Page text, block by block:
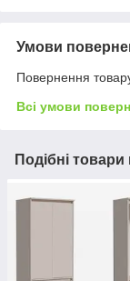
Умови
Повернення
Всі умови
Подібні товари